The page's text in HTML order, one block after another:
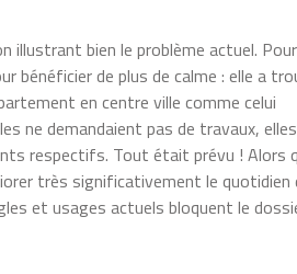
illustrant bien le problème actuel.
bénéficier de plus de calme : elle a
en centre ville comme celui
ne demandaient pas de travaux, elles
respectifs. Tout était prévu ! Alors
très significativement le quotidien
et usages actuels bloquent le